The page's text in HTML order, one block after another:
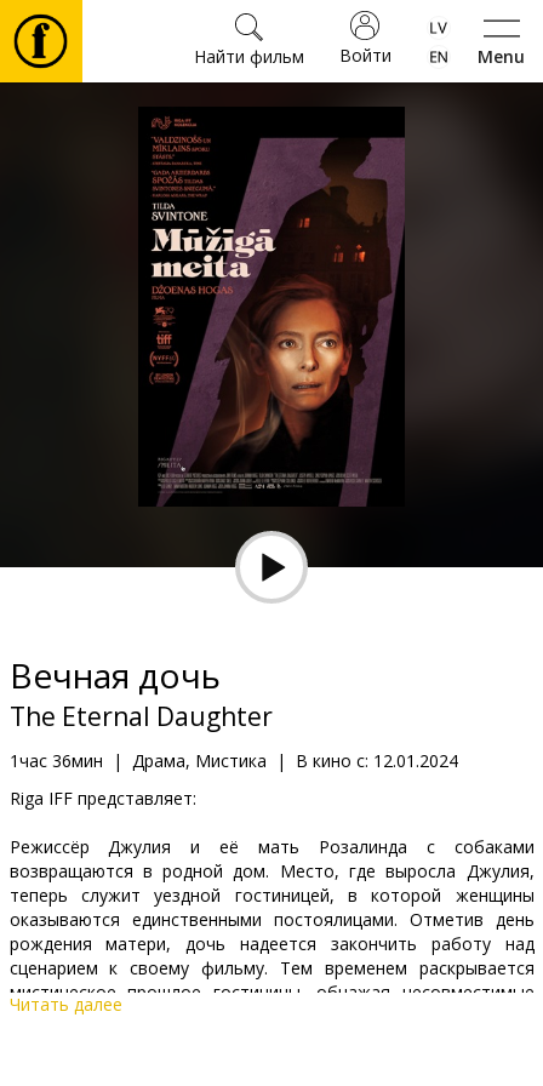
Menu
Войти
Найти фильм
Фильмы
Культура
Мероприятия
Клуб
Вечная дочь
The Eternal Daughter
1час 36мин | Драма, Мистика | В кино с: 12.01.2024
Riga IFF представляет:
Режиссёр Джулия и её мать Розалинда с собаками
возвращаются в родной дом. Место, где выросла Джулия,
теперь служит уездной гостиницей, в которой женщины
оказываются единственными постоялицами. Отметив день
рождения матери, дочь надеется закончить работу над
сценарием к своему фильму. Тем временем раскрывается
мистическое прошлое гостиницы, обнажая несовместимые
воспоминания женщин – для Розалинды родной дом наполнен
Читать далее